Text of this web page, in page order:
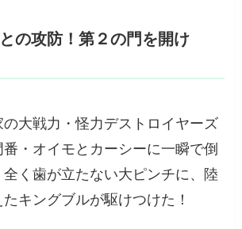
の攻防！第２の門を開け
の大戦力・怪力デストロイヤーズ
・オイモとカーシーに一瞬で倒
く歯が立たない大ピンチに、陸
たキングブルが駆けつけた！